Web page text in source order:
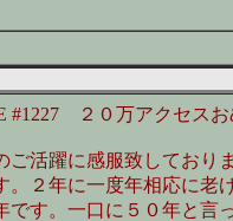
２０万アクセスお
活躍に感服致しており
。２年に一度年相応に老
す。一口に５０年と言